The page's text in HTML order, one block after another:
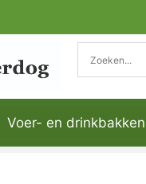
Voer- en drinkbakken